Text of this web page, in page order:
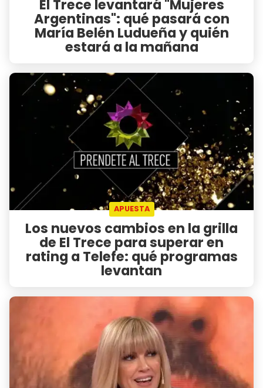
El Trece levantará "Mujeres
Argentinas": qué pasará con
María Belén Ludueña y quién
estará a la mañana
APUESTA
Los nuevos cambios en la grilla
de El Trece para superar en
rating a Telefe: qué programas
levantan